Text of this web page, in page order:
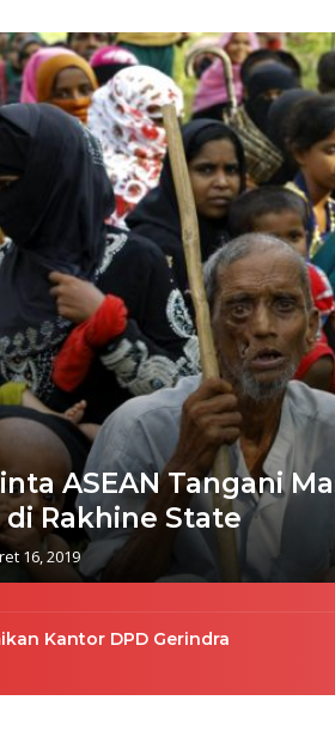
ASEAN Tangani
di Rakhine State
16, 2019
Kantor DPD Gerindra